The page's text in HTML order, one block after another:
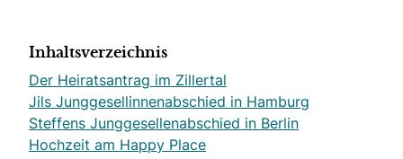
Inhaltsverzeichnis
Der Heiratsantrag im Zillertal
Jils Junggesellinnenabschied in Hamburg
Steffens Junggesellenabschied in Berlin
Hochzeit am Happy Place